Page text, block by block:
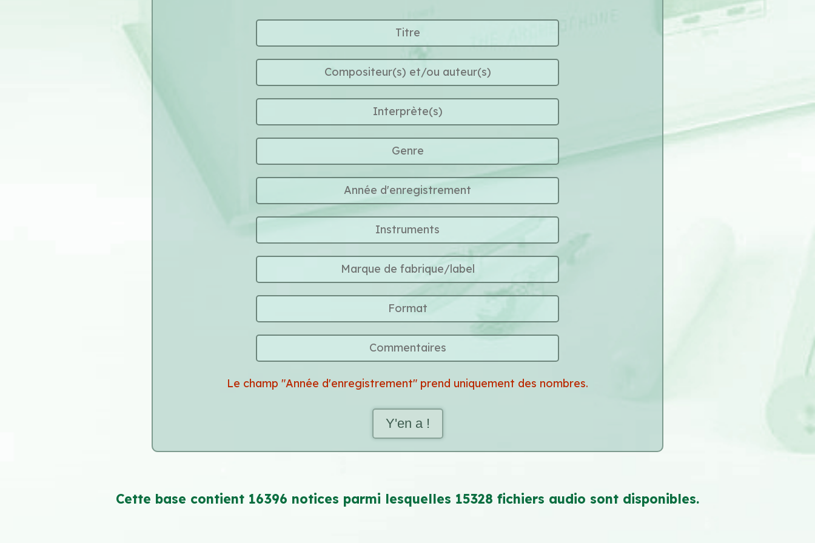
Le champ "Année d'enregistrement" prend uniquement des nombres.
Y'en a !
Cette base contient 16396 notices parmi lesquelles 15328 fichiers audio sont disponibles.